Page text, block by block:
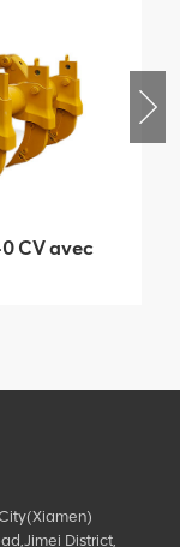
CV avec
District,